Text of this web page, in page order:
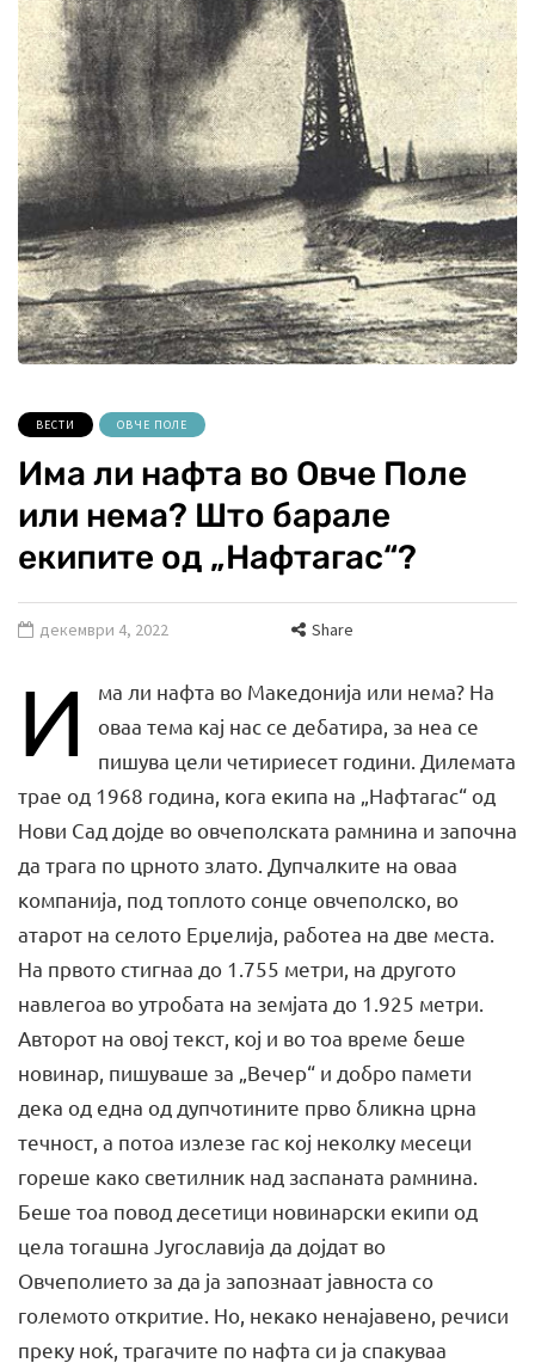
ВЕСТИ ОВЧЕ ПОЛЕ
Има ли нафта во Овче Поле
или нема? Што барале
екипите од „Нафтагас“?
декември 4, 2022 Share
И
ма ли нафта во Македонија или нема? На
оваа тема кај нас се дебатира, за неа се
пишува цели четириесет години. Дилемата
трае од 1968 година, кога екипа на „Нафтагас“ од
Нови Сад дојде во овчеполската рамнина и започна
да трага по црното злато. Дупчалките на оваа
компанија, под топлото сонце овчеполско, во
атарот на селото Ерџелија, работеа на две места.
На првото стигнаа до 1.755 метри, на другото
навлегоа во утробата на земјата до 1.925 метри.
Авторот на овој текст, кој и во тоа време беше
новинар, пишуваше за „Вечер“ и добро памети
дека од една од дупчотините прво бликна црна
течност, а потоа излезе гас кој неколку месеци
гореше како светилник над заспаната рамнина.
Беше тоа повод десетици новинарски екипи од
цела тогашна Југославија да дојдат во
Овчеполието за да ја запознаат јавноста со
големото откритие. Но, некако ненајавено, речиси
преку ноќ, трагачите по нафта си ја спакуваа